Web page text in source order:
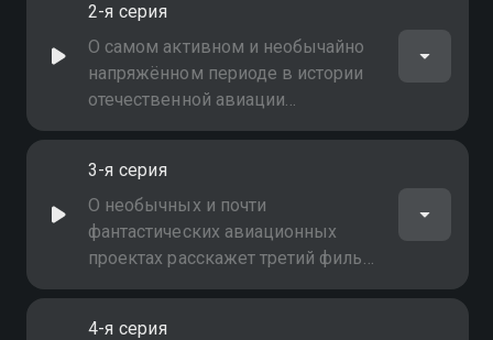
2-я серия
О самом активном и необычайно
напряжённом периоде в истории
отечественной авиации
рассказывает второй фильм
3-я серия
О необычных и почти
фантастических авиационных
проектах расскажет третий фильм
цикла
4-я серия